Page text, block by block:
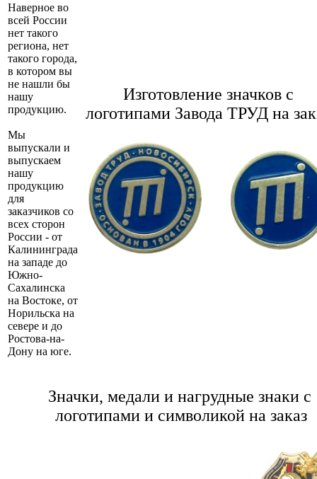
Наверное во
всей России
нет такого
региона, нет
такого города,
в котором вы
не нашли бы
нашу
продукцию.
Мы
выпускали и
выпускаем
нашу
продукцию
для
заказчиков со
всех сторон
России - от
Калининграда
на западе до
Южно-
Сахалинска
на Востоке, от
Норильска на
севере и до
Ростова-на-
Дону на юге.
Изготовление значков с
логотипами Завода ТРУД на
Значки, медали и нагрудные знаки с
логотипами и символикой на заказ